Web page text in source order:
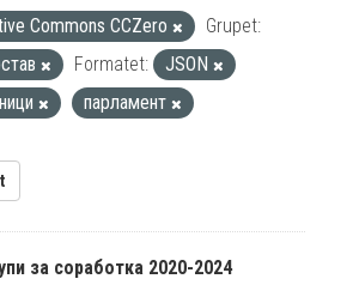
Commons CCZero
Grupet:
Formatet:
JSON
парламент
за соработка 2020-2024